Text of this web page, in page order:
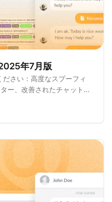
年7月版
さい：高度なスプーフィ
ー、改善されたチャットデ